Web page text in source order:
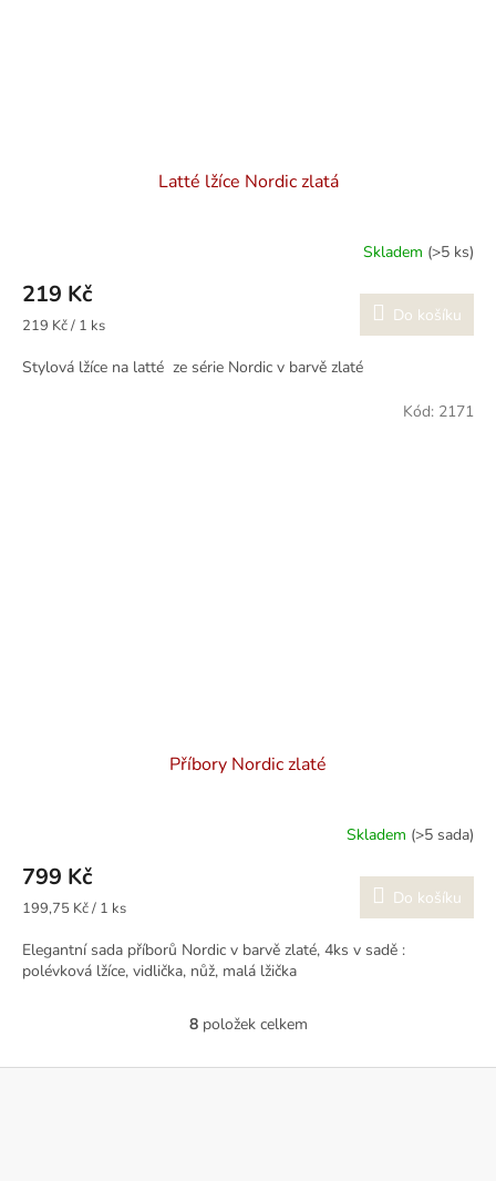
Latté lžíce Nordic zlatá
Skladem (>5 ks)
219 Kč
Měrná
219 Kč / 1 ks Do košíku
Stylová lžíce na latté ze série Nordic v barvě zlaté
Příbory Nordic zlaté
Skladem (>5 sada)
799 Kč
Měrná
199,75 Kč / 1 ks Do košíku
Elegantní sada příborů Nordic v barvě zlaté, 4ks v sadě :
polévková lžíce, vidlička, nůž, malá lžička
Kód: 2171
O
l
8položek celkem
Z